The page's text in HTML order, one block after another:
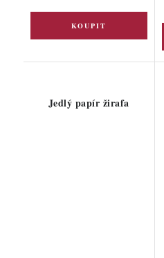
Jedlý papír žirafa